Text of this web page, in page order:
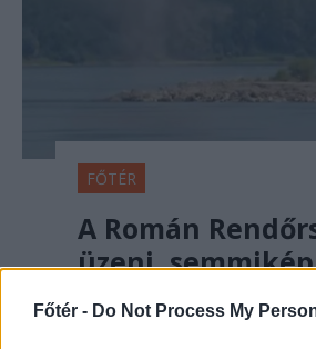
Főtér - Do Not Process My
FŐTÉR
A Román
üzeni,
higgyenek a
Rendőrségnek